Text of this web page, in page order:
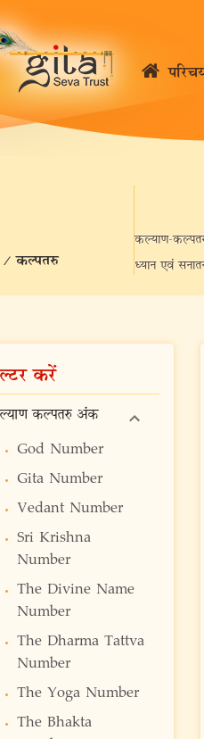
/ कल्पतरु
कल्याण-कल्पतरु
ध्यान एवं
करें
कल्पतरु अंक
God Number
Gita Number
Vedant Number
Sri Krishna
Number
The Divine Name
Number
The Dharma Tattva
Number
The Yoga Number
The Bhakta